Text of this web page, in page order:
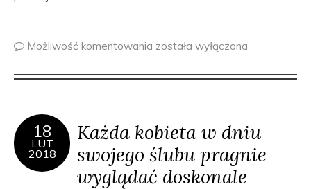
Możliwość komentowania została wyłączona
18
LUT
2018
Każda kobieta w dniu
swojego ślubu pragnie
wyglądać doskonale